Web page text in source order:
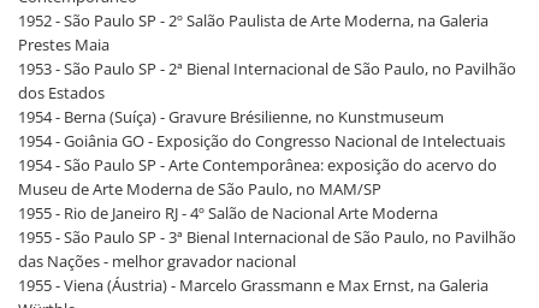
1952 - São Paulo SP - 2º Salão Paulista de Arte Moderna, na Galeria
Prestes Maia
1953 - São Paulo SP - 2ª Bienal Internacional de São Paulo, no Pavilhão
dos Estados
1954 - Berna (Suíça) - Gravure Brésilienne, no Kunstmuseum
1954 - Goiânia GO - Exposição do Congresso Nacional de Intelectuais
1954 - São Paulo SP - Arte Contemporânea: exposição do acervo do
Museu de Arte Moderna de São Paulo, no MAM/SP
1955 - Rio de Janeiro RJ - 4º Salão de Nacional Arte Moderna
1955 - São Paulo SP - 3ª Bienal Internacional de São Paulo, no Pavilhão
das Nações - melhor gravador nacional
1955 - Viena (Áustria) - Marcelo Grassmann e Max Ernst, na Galeria